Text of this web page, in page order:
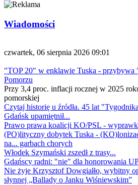
Wiadomości
czwartek, 06 sierpnia 2026 09:01
"TOP 20" w enklawie Tuska - przybywa
Pomorzu
Przy 3,4 proc. inflacji rocznej w 2025
pomorskiej
Czytaj historię u źródła. 45 lat
Gdańsk upamiętnił...
Prawo prawa koalicji KO/PSL -
(PO)lityczny dobytek Tuska -
na... garbach chorych
Włodek Szymański zszedł z trasy...
Gdańscy radni: "nie" dla honorowania
Nie żyje Krzysztof Dowgiałło, wybitny
słynnej „Ballady o Janku Wiśniewskim”